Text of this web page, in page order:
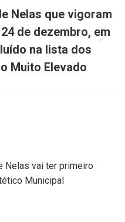
Nelas que vigoram
de dezembro, em
na lista dos
Muito Elevado
Nelas vai ter primeiro
Municipal